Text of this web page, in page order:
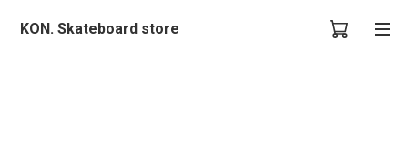
KON. Skateboard store